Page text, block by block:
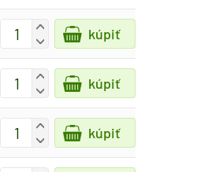
+
-
kúpiť
+
-
kúpiť
+
-
kúpiť